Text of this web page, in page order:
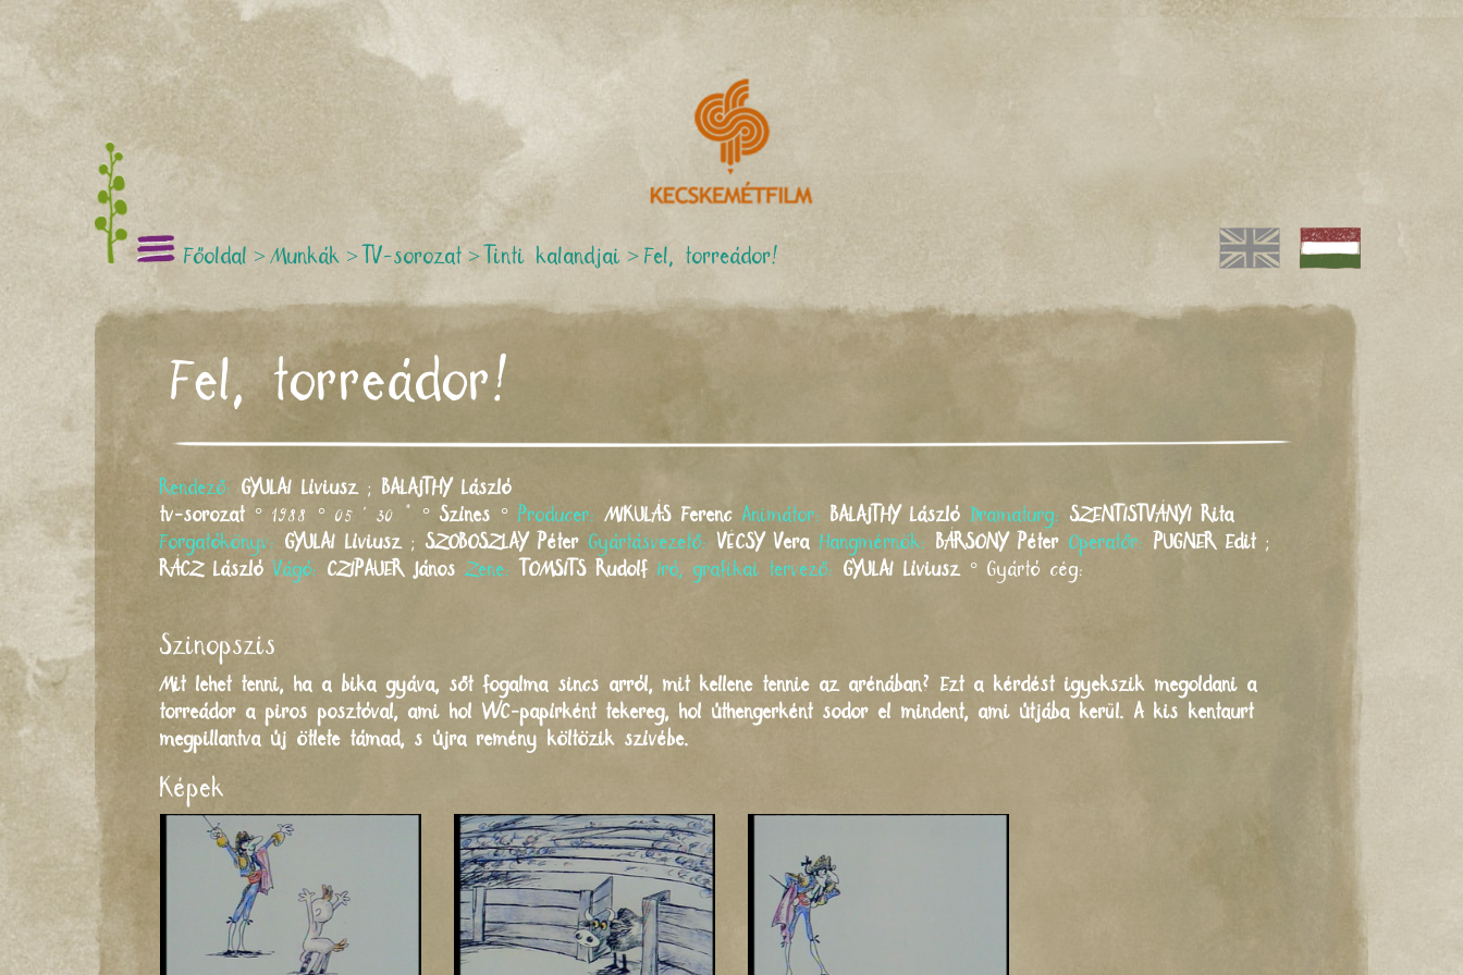
Főoldal > Munkák > TV-sorozat > Tinti kalandjai > Fel, torreádor!
Fel, torreádor!
Rendező: GYULAI Líviusz ; BALAJTHYLászló
tv-sorozat ° 1988 ° 05 ' 30 " ° Színes ° Producer:MIKULÁS Ferenc Animátor: BALAJTHY László Dramaturg: SZENTISTVÁNYI
Rita
Forgatókönyv: GYULAI Líviusz ; SZOBOSZLAY Péter Gyártásvezető: VÉCSY Vera Hangmérnök: BÁRSONY Péter Operatőr: PUGNER Edit ;
RÁCZ László Vágó: CZIPAUER János Zene: TOMSITS Rudolf Iró, grafikai tervező: GYULAI Líviusz ° Gyártó cég:
Szinopszis
Mit lehet tenni, ha a bika gyáva, sőt fogalma sincs arról, mit kellene tennie az arénában? Ezt a kérdést igyekszik megoldani a
torreádor a piros posztóval, ami hol WC-papírként tekereg, hol úthengerként sodor el mindent, ami útjába kerül. A kis kentaurt
megpillantva új ötlete támad, s újra remény költözik szívébe.
Képek